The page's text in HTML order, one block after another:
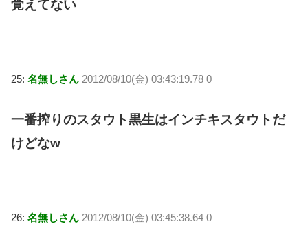
覚えてない
25: 名無しさん 2012/08/10(金) 03:43:19.78 0
一番搾りのスタウト黒生はインチキスタウトだ
けどなw
26: 名無しさん 2012/08/10(金) 03:45:38.64 0